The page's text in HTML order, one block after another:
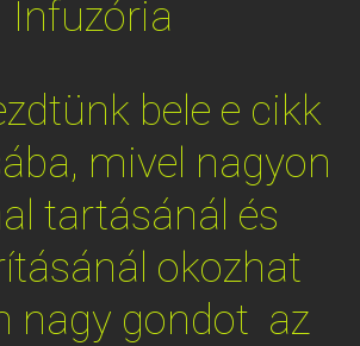
Infuzória
bele e cikk
mivel nagyon
tartásánál és
okozhat
nagy gondot az